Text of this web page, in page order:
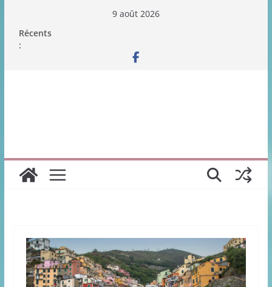
contenu
9 août 2026
Récents
: